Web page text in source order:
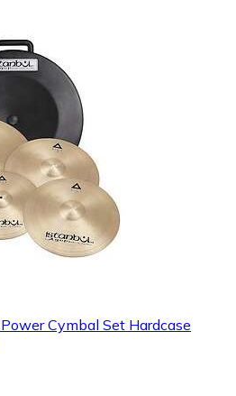
Cymbal Set Hardcase